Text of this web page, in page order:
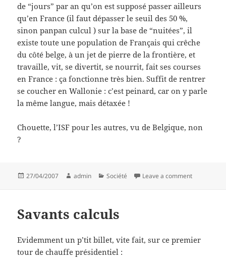
de “jours” par an qu’on est supposé passer ailleurs
qu’en France (il faut dépasser le seuil des 50 %,
sinon panpan culcul ) sur la base de “nuitées”, il
existe toute une population de Français qui crêche
du côté belge, à un jet de pierre de la frontière, et
travaille, vit, se divertit, se nourrit, fait ses courses
en France : ça fonctionne très bien. Suffit de rentrer
se coucher en Wallonie : c’est peinard, car on y parle
la même langue, mais détaxée !
Chouette, l’ISF pour les autres, vu de Belgique, non
?
Posted
27/04/2007 Author
admin Categories
Société Leave a commenton
Savants calculs
Evidemment un p’tit billet, vite fait, sur ce premier
tour de chauffe présidentiel :